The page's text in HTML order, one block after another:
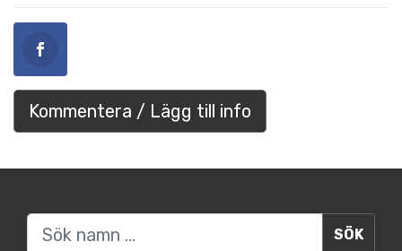
Kommentera / Lägg till info
Sök